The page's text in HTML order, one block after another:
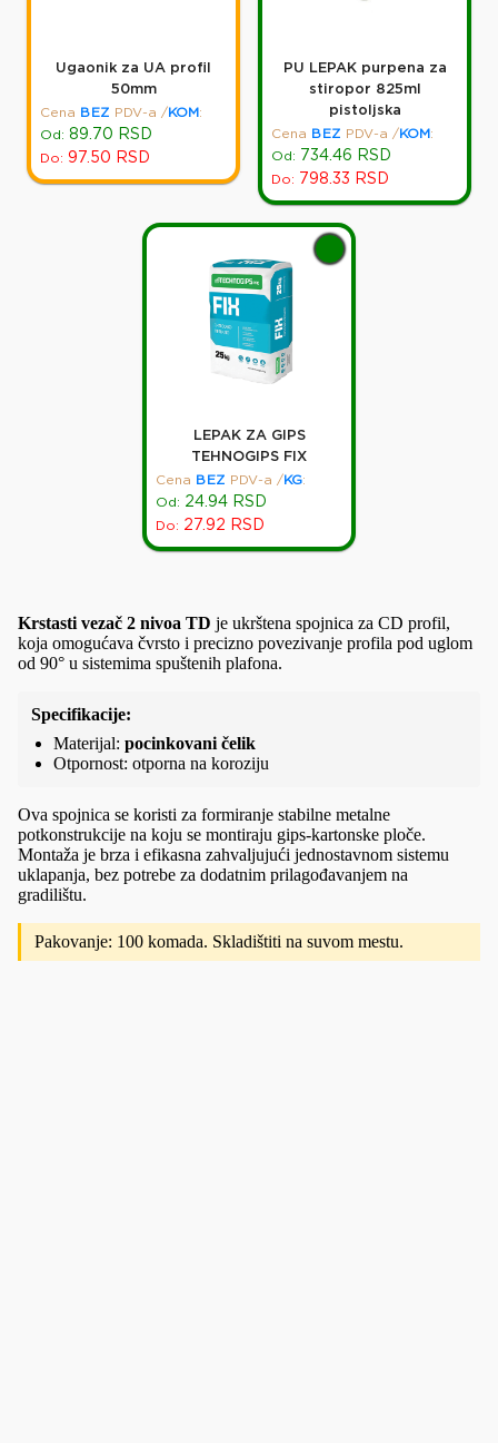
Ugaonik za UA profil
50mm
Cena
BEZ PDV-a / KOM :
Od: 89.70 RSD
Do: 97.50 RSD
PU LEPAK purpena za
stiropor 825ml
pistoljska
Cena
BEZ PDV-a / KOM :
Od:
734.46 RSD
Do: 798.33 RSD
LEPAK ZA GIPS
TEHNOGIPS FIX
Cena
BEZ PDV-a / KG:
Od: 24.94 RSD
Do: 27.92 RSD
Krstasti vezač 2 nivoa TD je ukrštena spojnica za CD profil,
koja omogućava čvrsto i precizno povezivanje profila pod uglom
od 90° u sistemima spuštenih plafona.
Specifikacije:
Materijal: pocinkovani čelik
Otpornost: otporna na koroziju
Ova spojnica se koristi za formiranje stabilne metalne
potkonstrukcije na koju se montiraju gips-kartonske ploče.
Montaža je brza i efikasna zahvaljujući jednostavnom sistemu
uklapanja, bez potrebe za dodatnim prilagođavanjem na
gradilištu.
Pakovanje: 100 komada. Skladištiti na suvom mestu.